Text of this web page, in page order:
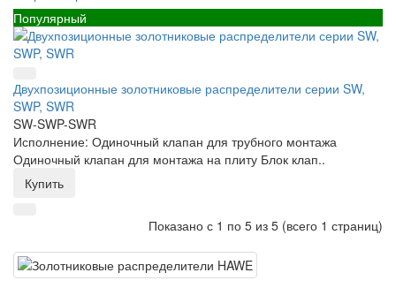
Популярный
Двухпозиционные золотниковые распределители серии SW,
SWP, SWR
SW-SWP-SWR
Исполнение: Одиночный клапан для трубного монтажа
Одиночный клапан для монтажа на плиту Блок клап..
Купить
Показано с 1 по 5 из 5 (всего 1 страниц)